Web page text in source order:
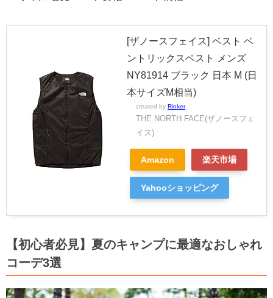
[ザノースフェイス] ベスト ベ
ントリックスベスト メンズ
NY81914 ブラック 日本 M (日
本サイズM相当)
created by Rinker
THE NORTH FACE(ザノースフェ
イス)
Amazon 楽天市場
Yahooショッピング
【初心者必見】夏のキャンプに最適なおしゃれ
コーデ3選